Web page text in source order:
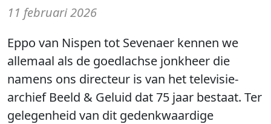
11 februari 2026
Eppo van Nispen tot Sevenaer kennen we
allemaal als de goedlachse jonkheer die
namens ons directeur is van het televisie-
archief Beeld & Geluid dat 75 jaar bestaat. Ter
gelegenheid van dit gedenkwaardige